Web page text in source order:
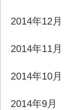
2014年12月
2014年11月
2014年10月
2014年9月